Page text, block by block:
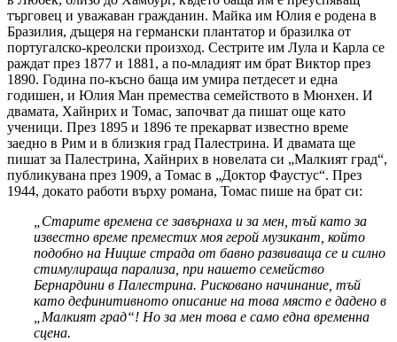
търговец и уважаван гражданин. Майка им Юлия е родена в
Бразилия, дъщеря на германски плантатор и бразилка от
португалско-креолски произход. Сестрите им Лула и Карла се
раждат през 1877 и 1881, а по-младият им брат Виктор през
1890. Година по-късно баща им умира петдесет и една
годишен, и Юлия Ман премества семейството в Мюнхен. И
двамата, Хайнрих и Томас, започват да пишат още като
ученици. През 1895 и 1896 те прекарват известно време
заедно в Рим и в близкия град Палестрина. И двамата ще
пишат за Палестрина, Хайнрих в новелата си „Малкият град“,
публикувана през 1909, а Томас в „Доктор Фаустус“. През
1944, докато работи върху романа, Томас пише на брат си:
„Старите времена се завърнаха и за мен, тъй като за
известно време преместих моя герой музикант, който
подобно на Ницше страда от бавно развиваща се и силно
стимулираща парализа, при нашето семейство
Бернардини в Палестрина. Рисковано начинание, тъй
като дефинитивното описание на това място е дадено в
„Малкият град“! Но за мен това е само една временна
сцена.